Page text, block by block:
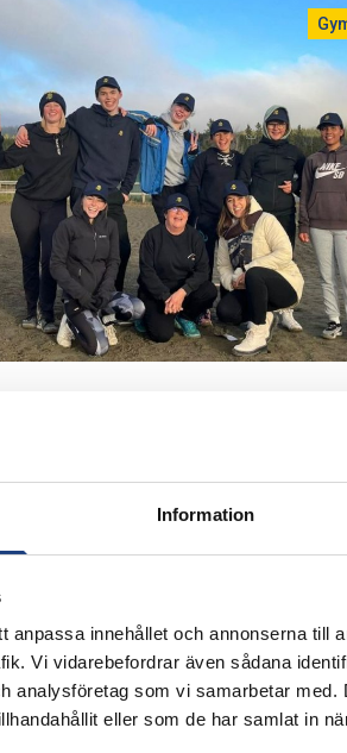
Information
anpassa innehållet och annonserna till
Vi vidarebefordrar även sådana
analysföretag som vi samarbetar
eller som de har samlat in
Wången
Tidigare i höstas hade vi besök av en
franska elever från L’École des Courses